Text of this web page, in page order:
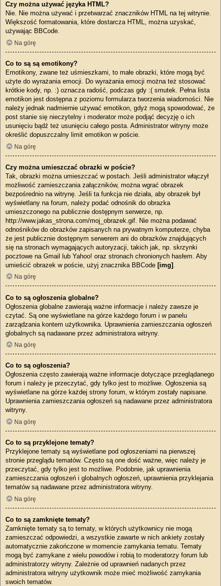
Czy można używać języka HTML?
Nie. Nie można używać i przetwarzać znaczników HTML na tej witrynie.
Większość formatowania, które dostarcza HTML, można uzyskać,
używając BBCode.
Na górę
Co to są są emotikony?
Emotikony, zwane też uśmieszkami, to małe obrazki, które mogą być
użyte do wyrażania emocji. Do wyrażania emocji można też stosować
krótkie kody, np. :) oznacza radość, podczas gdy :( smutek. Pełna lista
emotikon jest dostępna z poziomu formularza tworzenia wiadomości. Nie
należy jednak nadmiernie używać emotikon, gdyż mogą spowodować, że
post stanie się nieczytelny i moderator może podjąć decyzję o ich
usunięciu bądź też usunięciu całego posta. Administrator witryny może
określić dopuszczalny limit emotikon w poście.
Na górę
Czy można umieszczać obrazki w poście?
Tak, obrazki można umieszczać w postach. Jeśli administrator włączył
możliwość zamieszczania załączników, można wgrać obrazek
bezpośrednio na witrynę. Jeśli ta funkcja nie działa, aby obrazek był
wyświetlany na forum, należy podać odnośnik do obrazka
umieszczonego na publicznie dostępnym serwerze, np.
http://www.jakas_strona.com/moj_obrazek.gif. Nie można podawać
odnośników do obrazków zapisanych na prywatnym komputerze, chyba
że jest publicznie dostępnym serwerem ani do obrazków znajdujących
się na stronach wymagających autoryzacji, takich jak, np. skrzynki
pocztowe na Gmail lub Yahoo! oraz stronach chronionych hasłem. Aby
umieścić obrazek w poście, użyj znacznika BBCode [img]
Na górę
Co to są ogłoszenia globalne?
Ogłoszenia globalne zawierają ważne informacje i należy zawsze je
czytać. Są one wyświetlane na górze każdego forum i w panelu
zarządzania kontem użytkownika. Uprawnienia zamieszczania ogłoszeń
globalnych są nadawane przez administratora witryny.
Na górę
Co to są ogłoszenia?
Ogłoszenia często zawierają ważne informacje dotyczące przeglądanego
forum i należy je przeczytać, gdy tylko jest to możliwe. Ogłoszenia są
wyświetlane na górze każdej strony forum, w którym zostały napisane.
Uprawnienia zamieszczania ogłoszeń są nadawane przez administratora
witryny.
Na górę
Co to są przyklejone tematy?
Przyklejone tematy są wyświetlane pod ogłoszeniami na pierwszej
stronie przeglądu tematów. Często są one dość ważne, więc należy je
przeczytać, gdy tylko jest to możliwe. Podobnie, jak uprawnienia
zamieszczania ogłoszeń i globalnych ogłoszeń, uprawnienia przyklejania
tematów są nadawane przez administratora witryny.
Na górę
Co to są zamknięte tematy?
Zamknięte tematy są to tematy, w których użytkownicy nie mogą
zamieszczać odpowiedzi, a wszystkie zawarte w nich ankiety zostały
automatycznie zakończone w momencie zamykania tematu. Tematy
mogą być zamykane z wielu powodów i robią to moderatorzy forum lub
administratorzy witryny. Zależnie od uprawnień nadanych przez
administratora witryny użytkownik może mieć możliwość zamykania
swoich tematów.